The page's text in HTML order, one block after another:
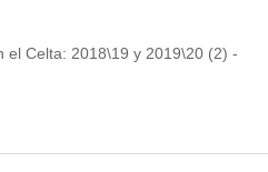
el Celta: 2018\19 y 2019\20 (2) -